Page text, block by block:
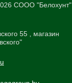
СООО "Белохунт"
55 , магазин